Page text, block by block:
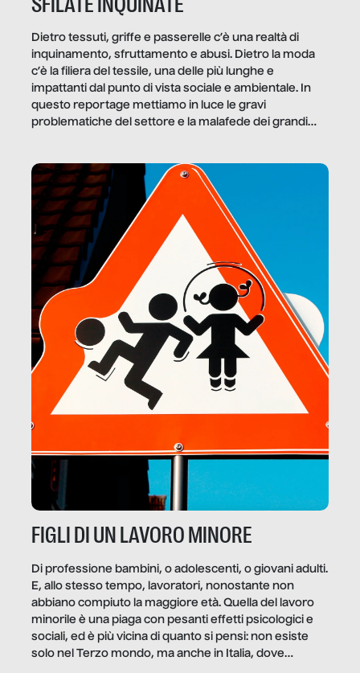
Dietro tessuti, griffe e passerelle c’è una realtà di
inquinamento, sfruttamento e abusi. Dietro la moda
c’è la filiera del tessile, una delle più lunghe e
impattanti dal punto di vista sociale e ambientale. In
questo reportage mettiamo in luce le gravi
problematiche del settore e la malafede dei grandi
FIGLI DI UN LAVORO MINORE
Di professione bambini, o adolescenti, o giovani adulti.
E, allo stesso tempo, lavoratori, nonostante non
abbiano compiuto la maggiore età. Quella del lavoro
minorile è una piaga con pesanti effetti psicologici e
sociali, ed è più vicina di quanto si pensi: non esiste
solo nel Terzo mondo, ma anche in Italia, dove